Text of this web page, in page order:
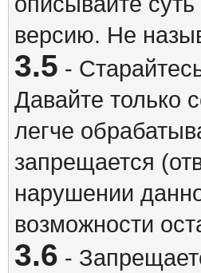
версию. Не
3.5 -
Давайте только
легче
запрещается
нарушении
возможности
3.6 -